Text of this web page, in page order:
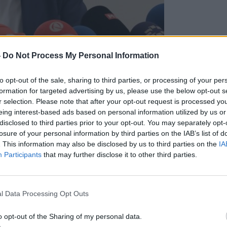
Do Not Process My Personal Information
opt-out of the sale, sharing to third parties, or processing of your
for targeted advertising by us, please use the below opt-out
selection. Please note that after your opt-out request is processed
interest-based ads based on personal information utilized by us
to third parties prior to your opt-out. You may separately
of your personal information by third parties on the IAB’s list of
This information may also be disclosed by us to third parties on the
Participants that may further disclose it to other third parties.
Data Processing Opt Outs
opt-out of the Sharing of my personal data.
поврзани со сомнежи за непотребно
операција, странската комисија кај
цитирам: „обезбедениот третман, во
и во согласност со прифатените
странските експерти, цитирам:
наоди во текот на дијагностичката
меѓу ангиографските наоди од
- по што следувала несоодветна
или хируршки“
оценува дека, цитирам: „одредени
на пациентите биле под очекуваниот
неповолно влијаеле врз клиничкиот